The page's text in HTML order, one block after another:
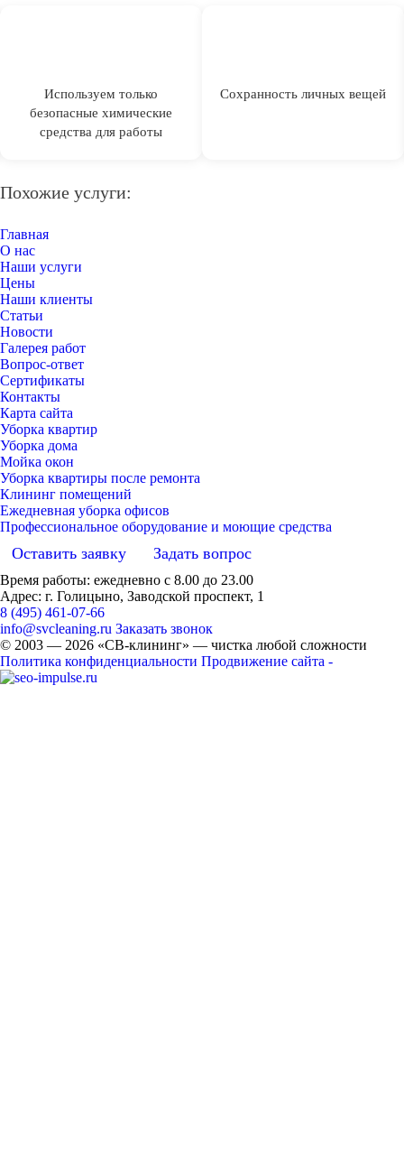
Используем только
безопасные химические
средства для работы
Сохранность личных вещей
Похожие услуги:
Главная
О нас
Наши услуги
Цены
Наши клиенты
Статьи
Новости
Галерея работ
Вопрос-ответ
Сертификаты
Контакты
Карта сайта
Уборка квартир
Уборка дома
Мойка окон
Уборка квартиры после ремонта
Клининг помещений
Ежедневная уборка офисов
Профессиональное оборудование и моющие средства
Оставить заявку Задать вопрос
Время работы: ежедневно с 8.00 до 23.00
Адрес: г. Голицыно, Заводской проспект, 1
8 (495) 461-07-66
info@svcleaning.ru Заказать звонок
© 2003 — 2026 «СВ-клининг» — чистка любой сложности
Политика конфиденциальности Продвижение сайта -